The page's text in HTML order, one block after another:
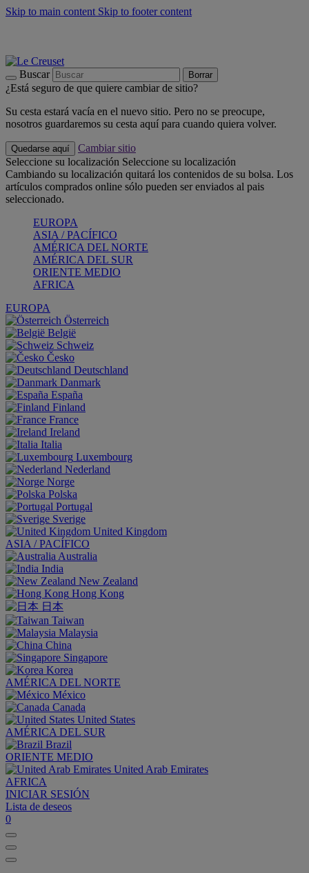
Skip to main content Skip to footer content
Buscar Borrar
¿Está seguro de que quiere cambiar de sitio?
Su cesta estará vacía en el nuevo sitio. Pero no se preocupe,
nosotros guardaremos su cesta aquí para cuando quiera volver.
Quedarse aquí
Cambiar sitio
Seleccione su localización Seleccione su localización
Cambiando su localización quitará los contenidos de su bolsa. Los
artículos comprados online sólo pueden ser enviados al pais
seleccionado.
EUROPA
ASIA / PACÍFICO
AMÉRICA DEL NORTE
AMÉRICA DEL SUR
ORIENTE MEDIO
AFRICA
EUROPA
Österreich
België
Schweiz
Česko
Deutschland
Danmark
España
Finland
France
Ireland
Italia
Luxembourg
Nederland
Norge
Polska
Portugal
Sverige
United Kingdom
ASIA / PACÍFICO
Australia
India
New Zealand
Hong Kong
日本
Taiwan
Malaysia
China
Singapore
Korea
AMÉRICA DEL NORTE
México
Canada
United States
AMÉRICA DEL SUR
Brazil
ORIENTE MEDIO
United Arab Emirates
AFRICA
INICIAR SESIÓN
Lista de deseos
0